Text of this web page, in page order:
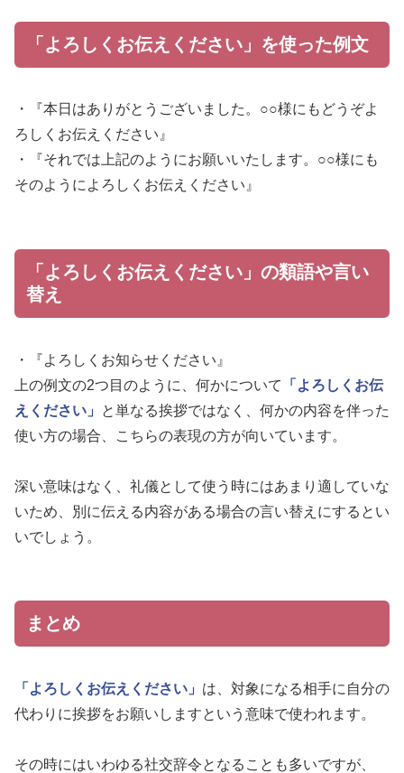
「よろしくお伝えください」を使った例文
・『本日はありがとうございました。○○様にもどうぞよ
ろしくお伝えください』
・『それでは上記のようにお願いいたします。○○様にも
そのようによろしくお伝えください』
「よろしくお伝えください」の類語や言い
替え
・『よろしくお知らせください』
上の例文の2つ目のように、何かについて
「よろしくお伝
えください」
と単なる挨拶ではなく、何かの内容を伴った
使い方の場合、こちらの表現の方が向いています。
深い意味はなく、礼儀として使う時にはあまり適していな
いため、別に伝える内容がある場合の言い替えにするとい
いでしょう。
まとめ
「よろしくお伝えください」 は、対象になる相手に自分の
代わりに挨拶をお願いしますという意味で使われます。
その時にはいわゆる社交辞令となることも多いですが、